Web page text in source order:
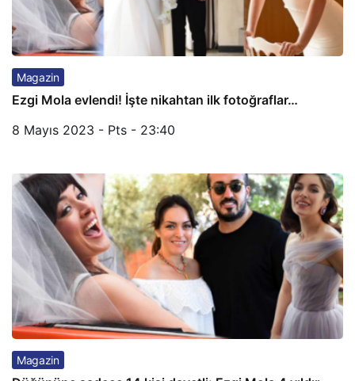
Magazin
Ezgi Mola evlendi! İşte nikahtan ilk fotoğraflar…
8 Mayıs 2023 - Pts - 23:40
Magazin